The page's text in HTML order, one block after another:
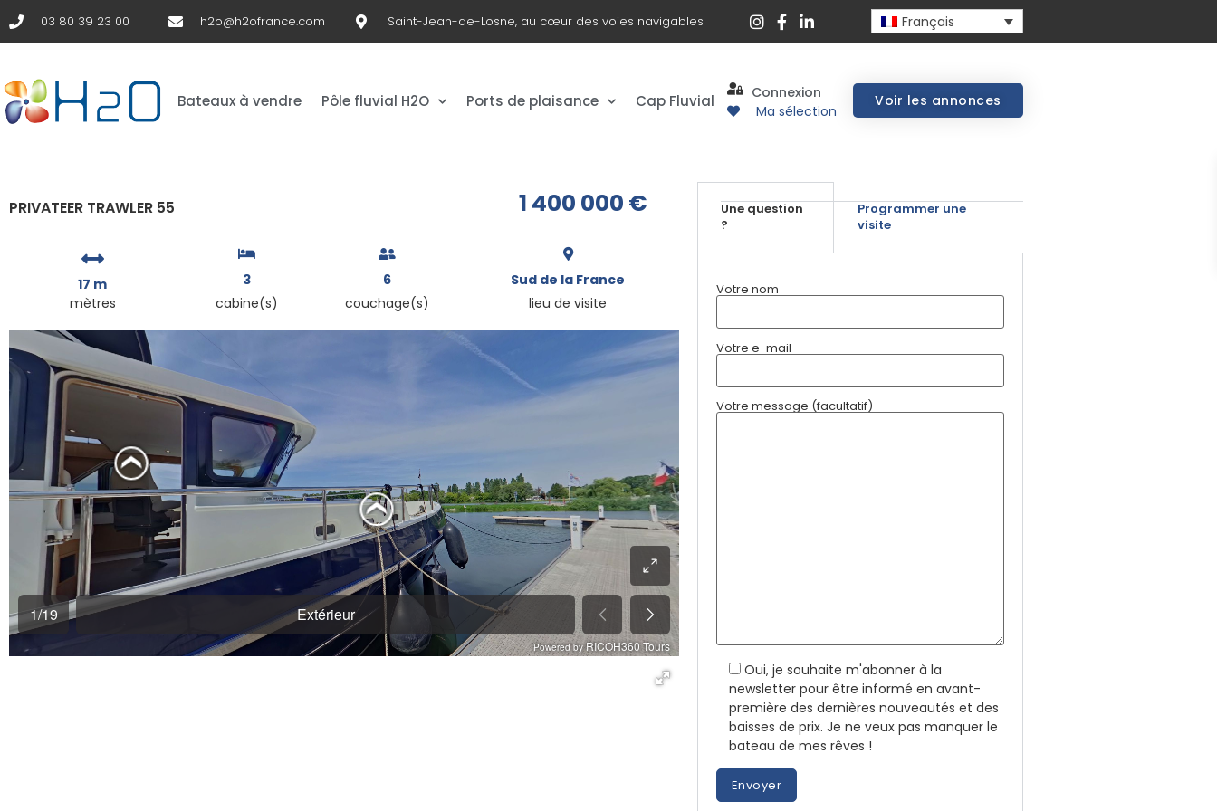
03 80 39 23 00 h2o@h2ofrance.com Saint-Jean-de-Losne, au cœur des voies navigables Français
Bateaux à vendre Pôle fluvial H2O Ports de plaisance Cap Fluvial
Connexion
Ma sélection
Voir les annonces
PRIVATEER TRAWLER 55 1 400 000 €
17 m
mètres
3
cabine(s)
6
couchage(s)
Sud de la France
lieu de visite
Une question
?
Programmer une
visite
Votre nom
Votre e-mail
Votre message (facultatif)
Oui, je souhaite m'abonner à la
newsletter pour être informé en avant-
première des dernières nouveautés et des
baisses de prix. Je ne veux pas manquer le
bateau de mes rêves !